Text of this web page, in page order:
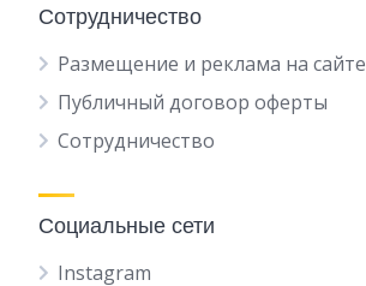
Сотрудничество
Размещение и реклама на сайте
Публичный договор оферты
Сотрудничество
Социальные сети
Instagram